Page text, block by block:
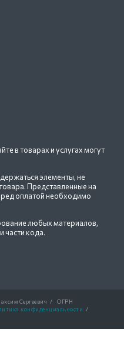
в товарах и услугах могут
элементы, не
Представленные на
оплатой необходимо
любых материалов,
части кода.
Сергеевич /
ОГРН
конфиденциальности /